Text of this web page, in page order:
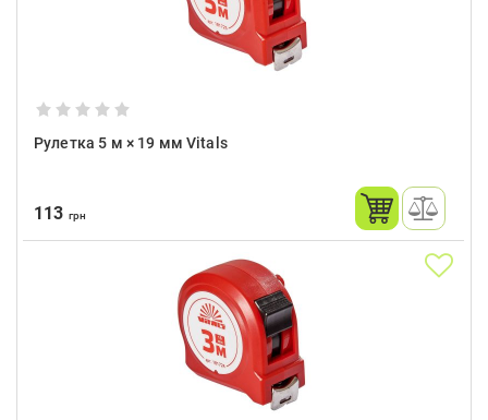
Рулетка 5 м × 19 мм Vitals
113 грн